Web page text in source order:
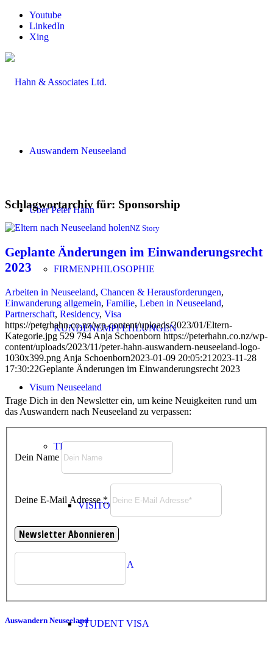
Youtube
LinkedIn
Xing
Auswandern Neuseeland
Über Peter Hahn
FIRMENPHILOSOPHIE
KUNDENEMPFEHLUNGEN
Visum Neuseeland
TEMPORARY VISA
VISITOR VISA
WORK VISA
STUDENT VISA
Schlagwortarchiv für: Sponsorship
NZ Story
Geplante Änderungen im Einwanderungsrecht
2023
Arbeiten in Neuseeland, Chancen & Herausforderungen,
Einwanderung allgemein, Familie, Leben in Neuseeland,
Partnerschaft, Residency, Visa
https://peterhahn.co.nz/wp-content/uploads/2023/01/Eltern-
Kategorie.jpg 529 794 Anja Schoenborn https://peterhahn.co.nz/wp-
content/uploads/2023/11/peter-hahn-auswandern-neuseeland-logo-
1030x399.png Anja Schoenborn2023-01-09 20:05:21 2023-11-28
17:30:22Geplante Änderungen im Einwanderungsrecht 2023
Trage Dich in den Newsletter ein, um keine Neuigkeiten rund um
das Auswandern nach Neuseeland zu verpassen:
Dein Name
Deine E-Mail Adresse*
Auswandern Neuseeland